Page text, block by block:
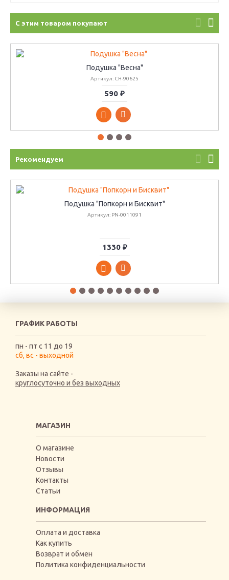
С этим товаром покупают
Подушка "Весна"
Артикул: CH-90625
590 ₽
Рекомендуем
Подушка "Попкорн и Бисквит"
Артикул: PN-0011091
1330 ₽
ГРАФИК РАБОТЫ
пн - пт с 11 до 19
сб, вс - выходной
Заказы на сайте -
круглосуточно и без выходных
МАГАЗИН
О магазине
Новости
Отзывы
Контакты
Статьи
ИНФОРМАЦИЯ
Оплата и доставка
Как купить
Возврат и обмен
Политика конфиденциальности